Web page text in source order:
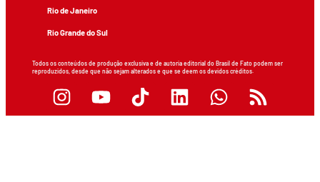
Rio de Janeiro
Rio Grande do Sul
Todos os conteúdos de produção exclusiva e de autoria editorial do Brasil de Fato podem ser
reproduzidos, desde que não sejam alterados e que se deem os devidos créditos.